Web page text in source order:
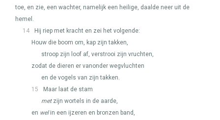
toe, en zie, een wachter, namelijk een heilige, daalde neer uit de
hemel.
14
Hij riep met kracht en zei het volgende:
Houw die boom om, kap zijn takken,
stroop zijn loof af, verstrooi zijn vruchten,
zodat de dieren er vanonder wegvluchten
en de vogels van zijn takken.
15
Maar laat de stam
metzijn wortels in de aarde,
en welin een ijzeren en bronzen band,